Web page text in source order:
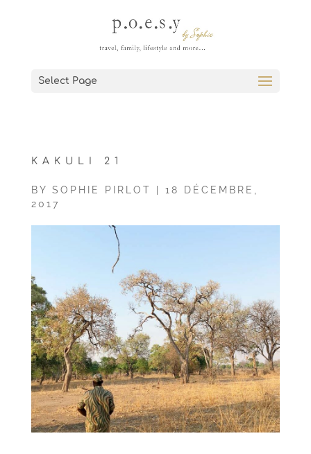
Select Page
KAKULI 21
BY SOPHIE PIRLOT
18 DÉCEMBRE,
2017